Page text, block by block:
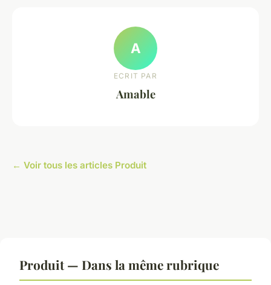
A
ECRIT PAR
Amable
← Voir tous les articles Produit
Produit — Dans la même rubrique